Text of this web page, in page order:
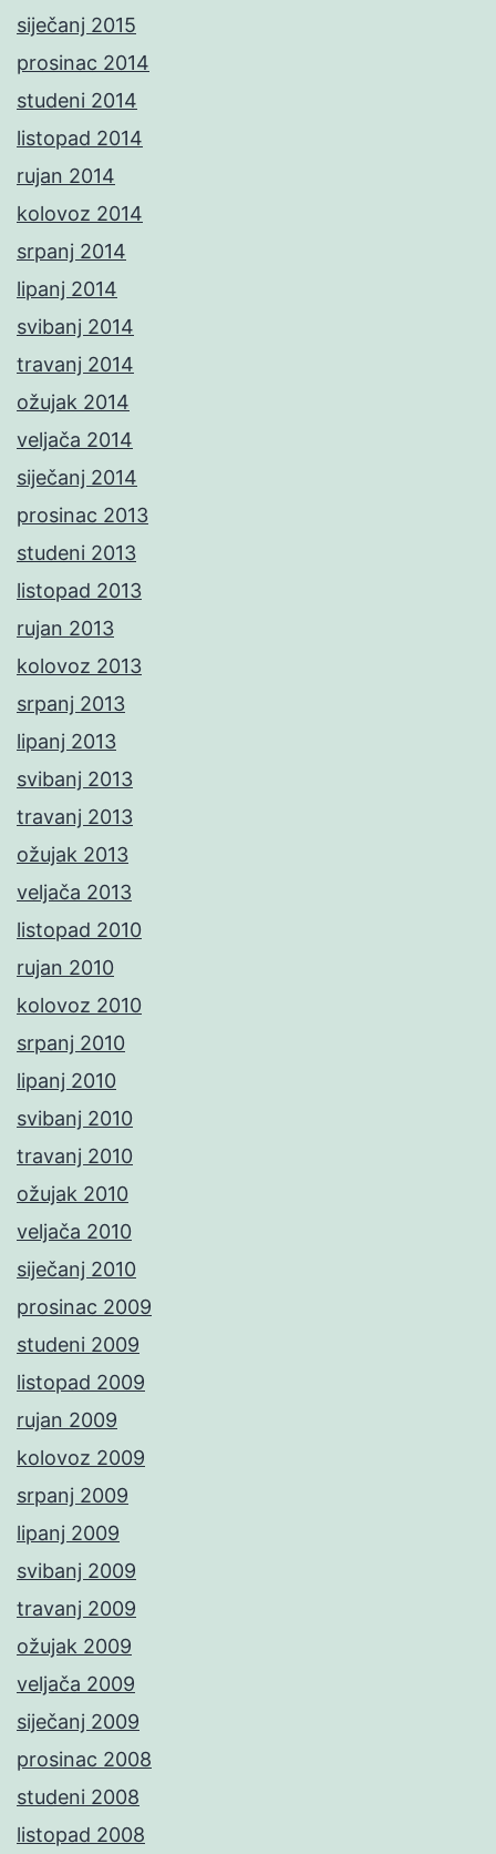
siječanj 2015
prosinac 2014
studeni 2014
listopad 2014
rujan 2014
kolovoz 2014
srpanj 2014
lipanj 2014
svibanj 2014
travanj 2014
ožujak 2014
veljača 2014
siječanj 2014
prosinac 2013
studeni 2013
listopad 2013
rujan 2013
kolovoz 2013
srpanj 2013
lipanj 2013
svibanj 2013
travanj 2013
ožujak 2013
veljača 2013
listopad 2010
rujan 2010
kolovoz 2010
srpanj 2010
lipanj 2010
svibanj 2010
travanj 2010
ožujak 2010
veljača 2010
siječanj 2010
prosinac 2009
studeni 2009
listopad 2009
rujan 2009
kolovoz 2009
srpanj 2009
lipanj 2009
svibanj 2009
travanj 2009
ožujak 2009
veljača 2009
siječanj 2009
prosinac 2008
studeni 2008
listopad 2008